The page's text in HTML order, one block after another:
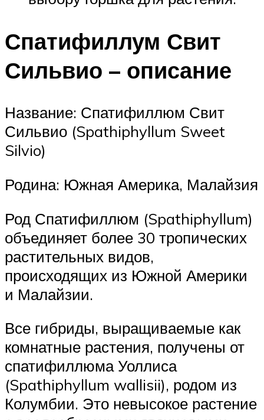
Спатифиллум Свит
Сильвио – описание
Название: Спатифиллюм Свит
Сильвио (Spathiphyllum Sweet
Silvio)
Родина: Южная Америка, Малайзия
Род Спатифиллюм (Spathiphyllum)
объединяет более 30 тропических
растительных видов,
происходящих из Южной Америки
и Малай­зии.
Все гибриды, выращиваемые как
комнатные растения, получены от
спатифиллюма Уоллиса
(Spathiphyllum wallisii), родом из
Колумбии. Это невысокое растение